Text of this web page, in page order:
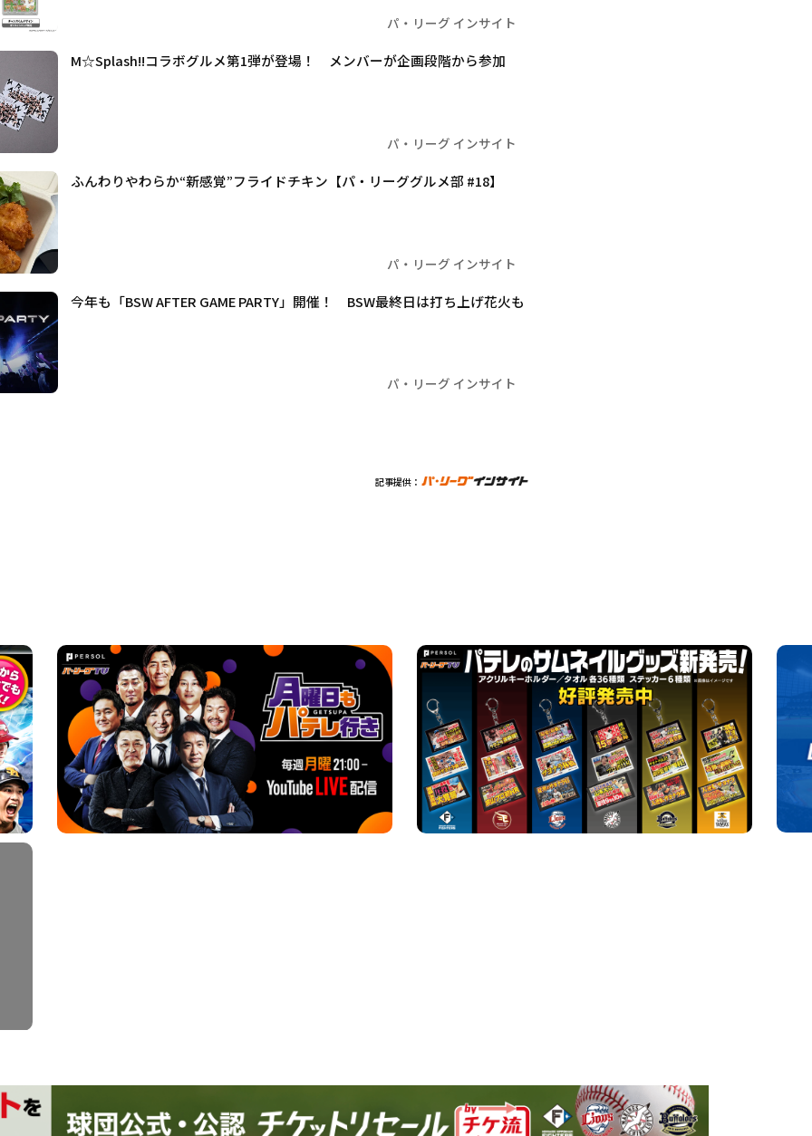
パ・リーグ インサイト
M☆Splash!!コラボグルメ第1弾が登場！ メンバーが企画段階から参加
パ・リーグ インサイト
ふんわりやわらか“新感覚”フライドチキン【パ・リーググルメ部 #18】
パ・リーグ インサイト
今年も「BSW AFTER GAME PARTY」開催！ BSW最終日は打ち上げ花火も
パ・リーグ インサイト
記事提供：